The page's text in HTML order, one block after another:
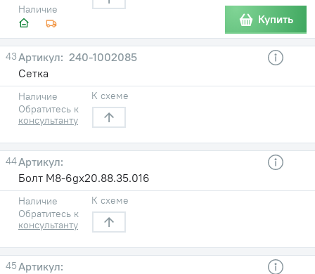
Наличие
Купить
43
240-1002085
Сетка
Наличие
Обратитесь к
консультанту
К схеме
44
Болт М8-6gx20.88.35.016
Наличие
Обратитесь к
консультанту
К схеме
45